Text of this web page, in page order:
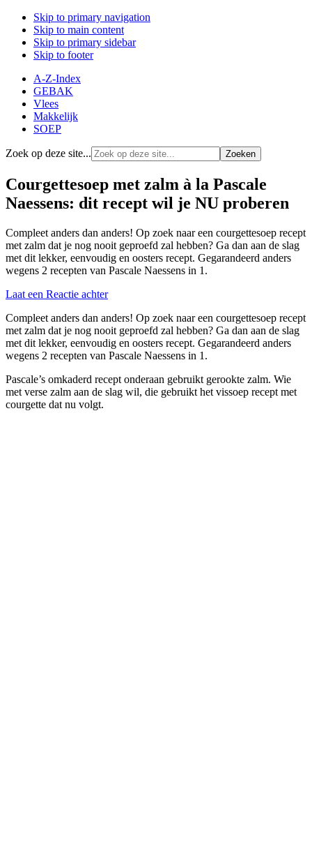
Skip to primary navigation
Skip to main content
Skip to primary sidebar
Skip to footer
A-Z-Index
GEBAK
Vlees
Makkelijk
SOEP
Zoek op deze site...
Courgettesoep met zalm à la Pascale
Naessens: dit recept wil je NU proberen
Compleet anders dan anders! Op zoek naar een courgettesoep recept
met zalm dat je nog nooit geproefd zal hebben? Ga dan aan de slag
met dit lekker, eenvoudig en oosters recept. Gegarandeerd anders
wegens 2 recepten van Pascale Naessens in 1.
Laat een Reactie achter
Compleet anders dan anders! Op zoek naar een courgettesoep recept
met zalm dat je nog nooit geproefd zal hebben? Ga dan aan de slag
met dit lekker, eenvoudig en oosters recept. Gegarandeerd anders
wegens 2 recepten van Pascale Naessens in 1.
Pascale’s omkaderd recept onderaan gebruikt gerookte zalm. Wie
met verse zalm aan de slag wil, die gebruikt het vissoep recept met
courgette dat nu volgt.